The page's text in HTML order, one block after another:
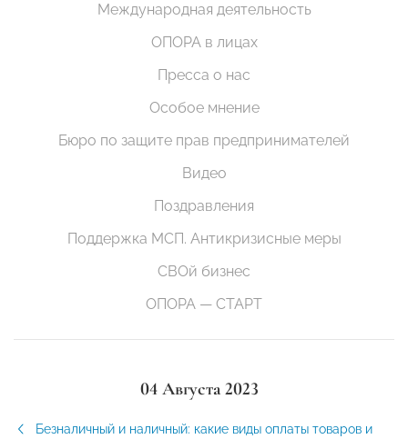
Международная деятельность
ОПОРА в лицах
Пресса о нас
Особое мнение
Бюро по защите прав предпринимателей
Видео
Поздравления
Поддержка МСП. Антикризисные меры
СВОй бизнес
ОПОРА — СТАРТ
04 Августа 2023
Безналичный и наличный: какие виды оплаты товаров и